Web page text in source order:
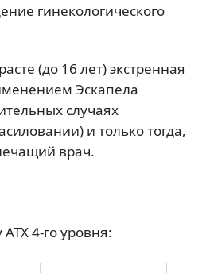
гинекологического
(до 16 лет) экстренная
Эскапела
случаях
и только тогда,
врач.
4-го уровня: